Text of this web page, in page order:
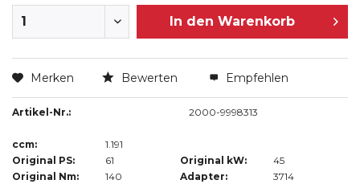
In den Warenkorb
Merken Bewerten Empfehlen
Artikel-Nr.: 2000-9998313
ccm:
1.191
Original PS:
61 Original kW:
45
Original Nm:
140 Adapter: 3714